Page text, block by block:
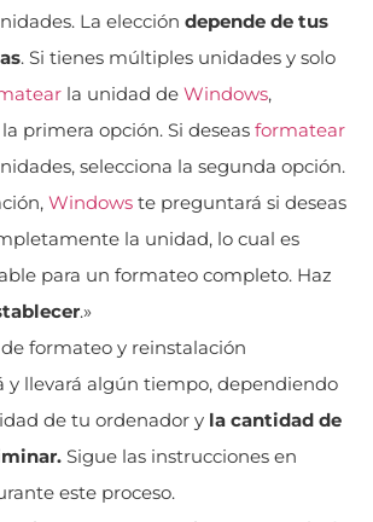
La elección depende de tus
. Si tienes múltiples unidades y solo
la unidad de Windows,
primera opción. Si deseas formatear
selecciona la segunda opción.
Windows te preguntará si deseas
la unidad, lo cual es
para un formateo completo. Haz
.»
formateo y reinstalación
y llevará algún tiempo, dependiendo
de tu ordenador y la cantidad de
Sigue las instrucciones en
este proceso.